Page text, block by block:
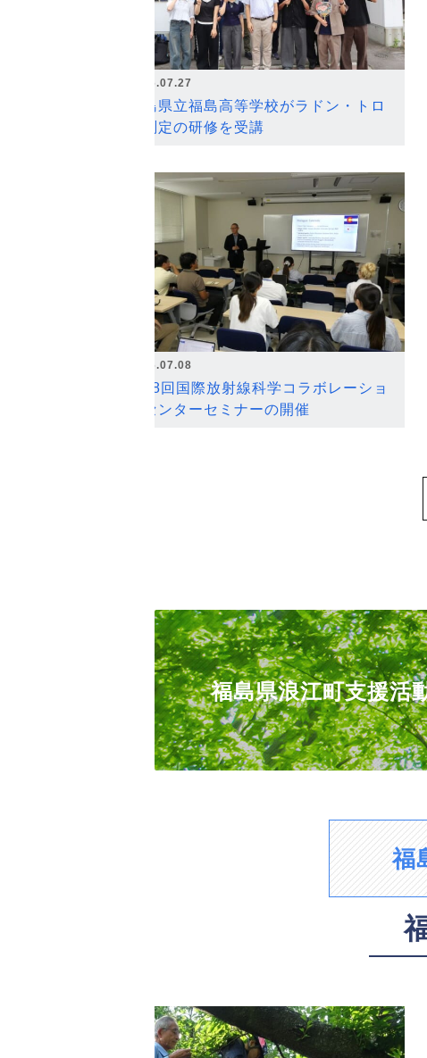
2026.07.27
福島県立福島高等学校がラドン・トロ
ン測定の研修を受講
2026.07.08
第18回国際放射線科学コラボレーショ
ンセンターセミナーの開催
福島県浪江町支援活
福